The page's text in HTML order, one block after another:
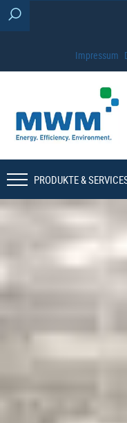
Impressum
PRODUKTE &